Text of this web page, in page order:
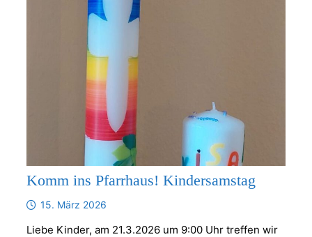
Komm ins Pfarrhaus! Kindersamstag
15. März 2026
Liebe Kinder, am 21.3.2026 um 9:00 Uhr treffen wir